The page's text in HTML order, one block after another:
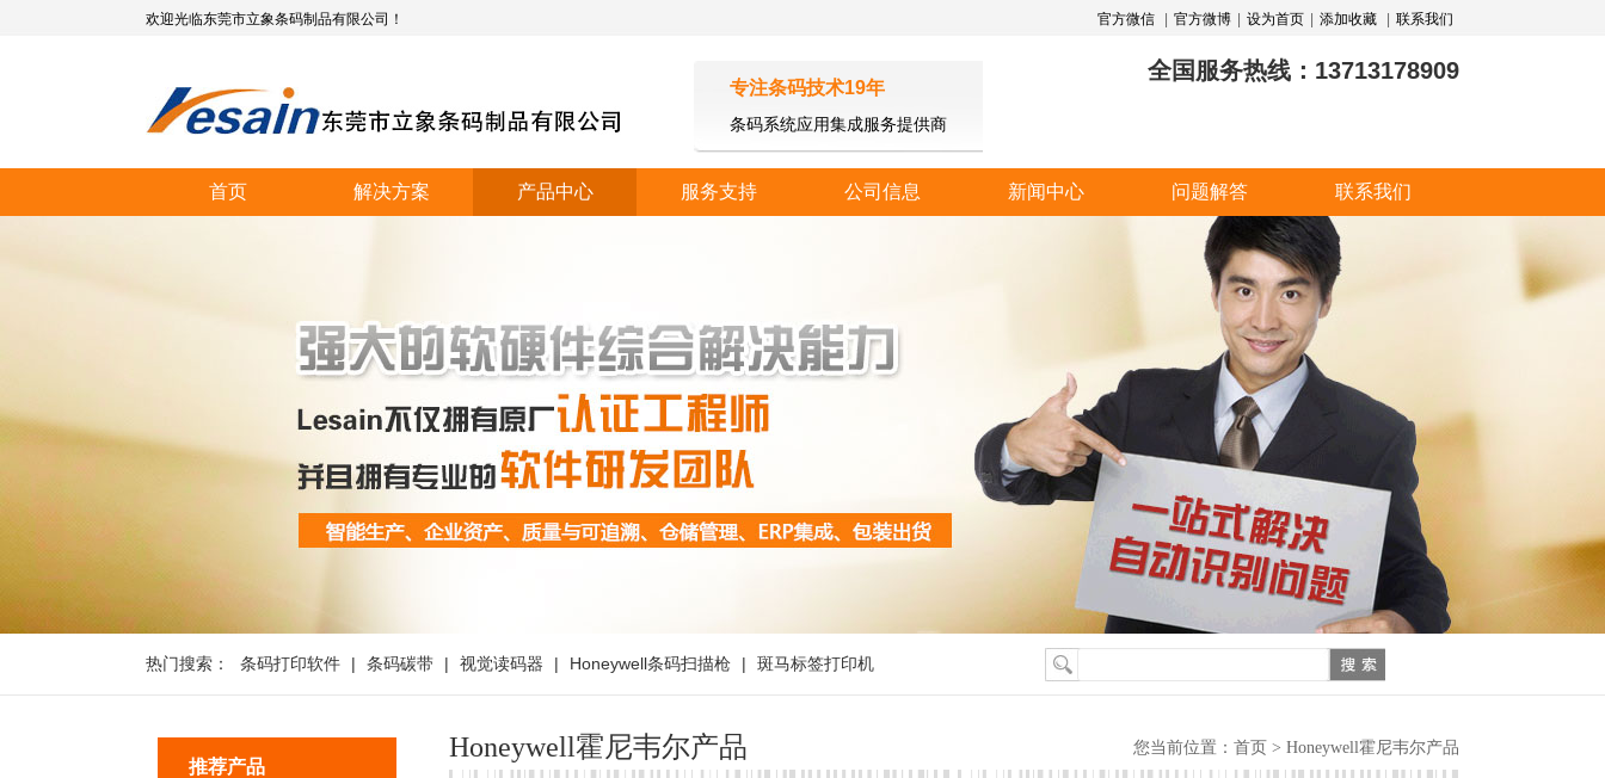
欢迎光临东莞市立象条码制品有限公司！ 官方微信 官方微博 设为首页 添加收藏 联系我们
全国服务热线：13713178909
专注条码技术19年
条码系统应用集成服务提供商
首页 解决方案 产品中心 服务支持 公司信息 新闻中心 问题解答 联系我们
热门搜索： 条码打印软件 | 条码碳带 | 视觉读码器 | Honeywell条码扫描枪 | 斑马标签打印机
推荐产品
Honeywell霍尼韦尔产品 您当前位置： 首页 > Honeywell霍尼韦尔产品